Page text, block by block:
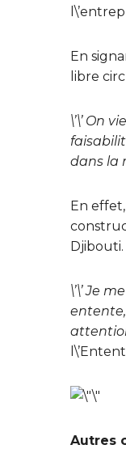
En
libre
\’\’ On
dans la
En
Djibouti.
\’\’ Je
Autres